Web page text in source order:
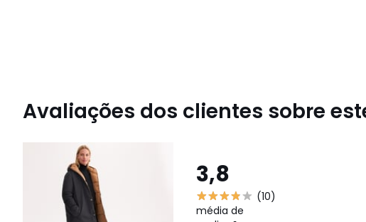
Avaliações dos clientes sobre
3,8
(10)
média de